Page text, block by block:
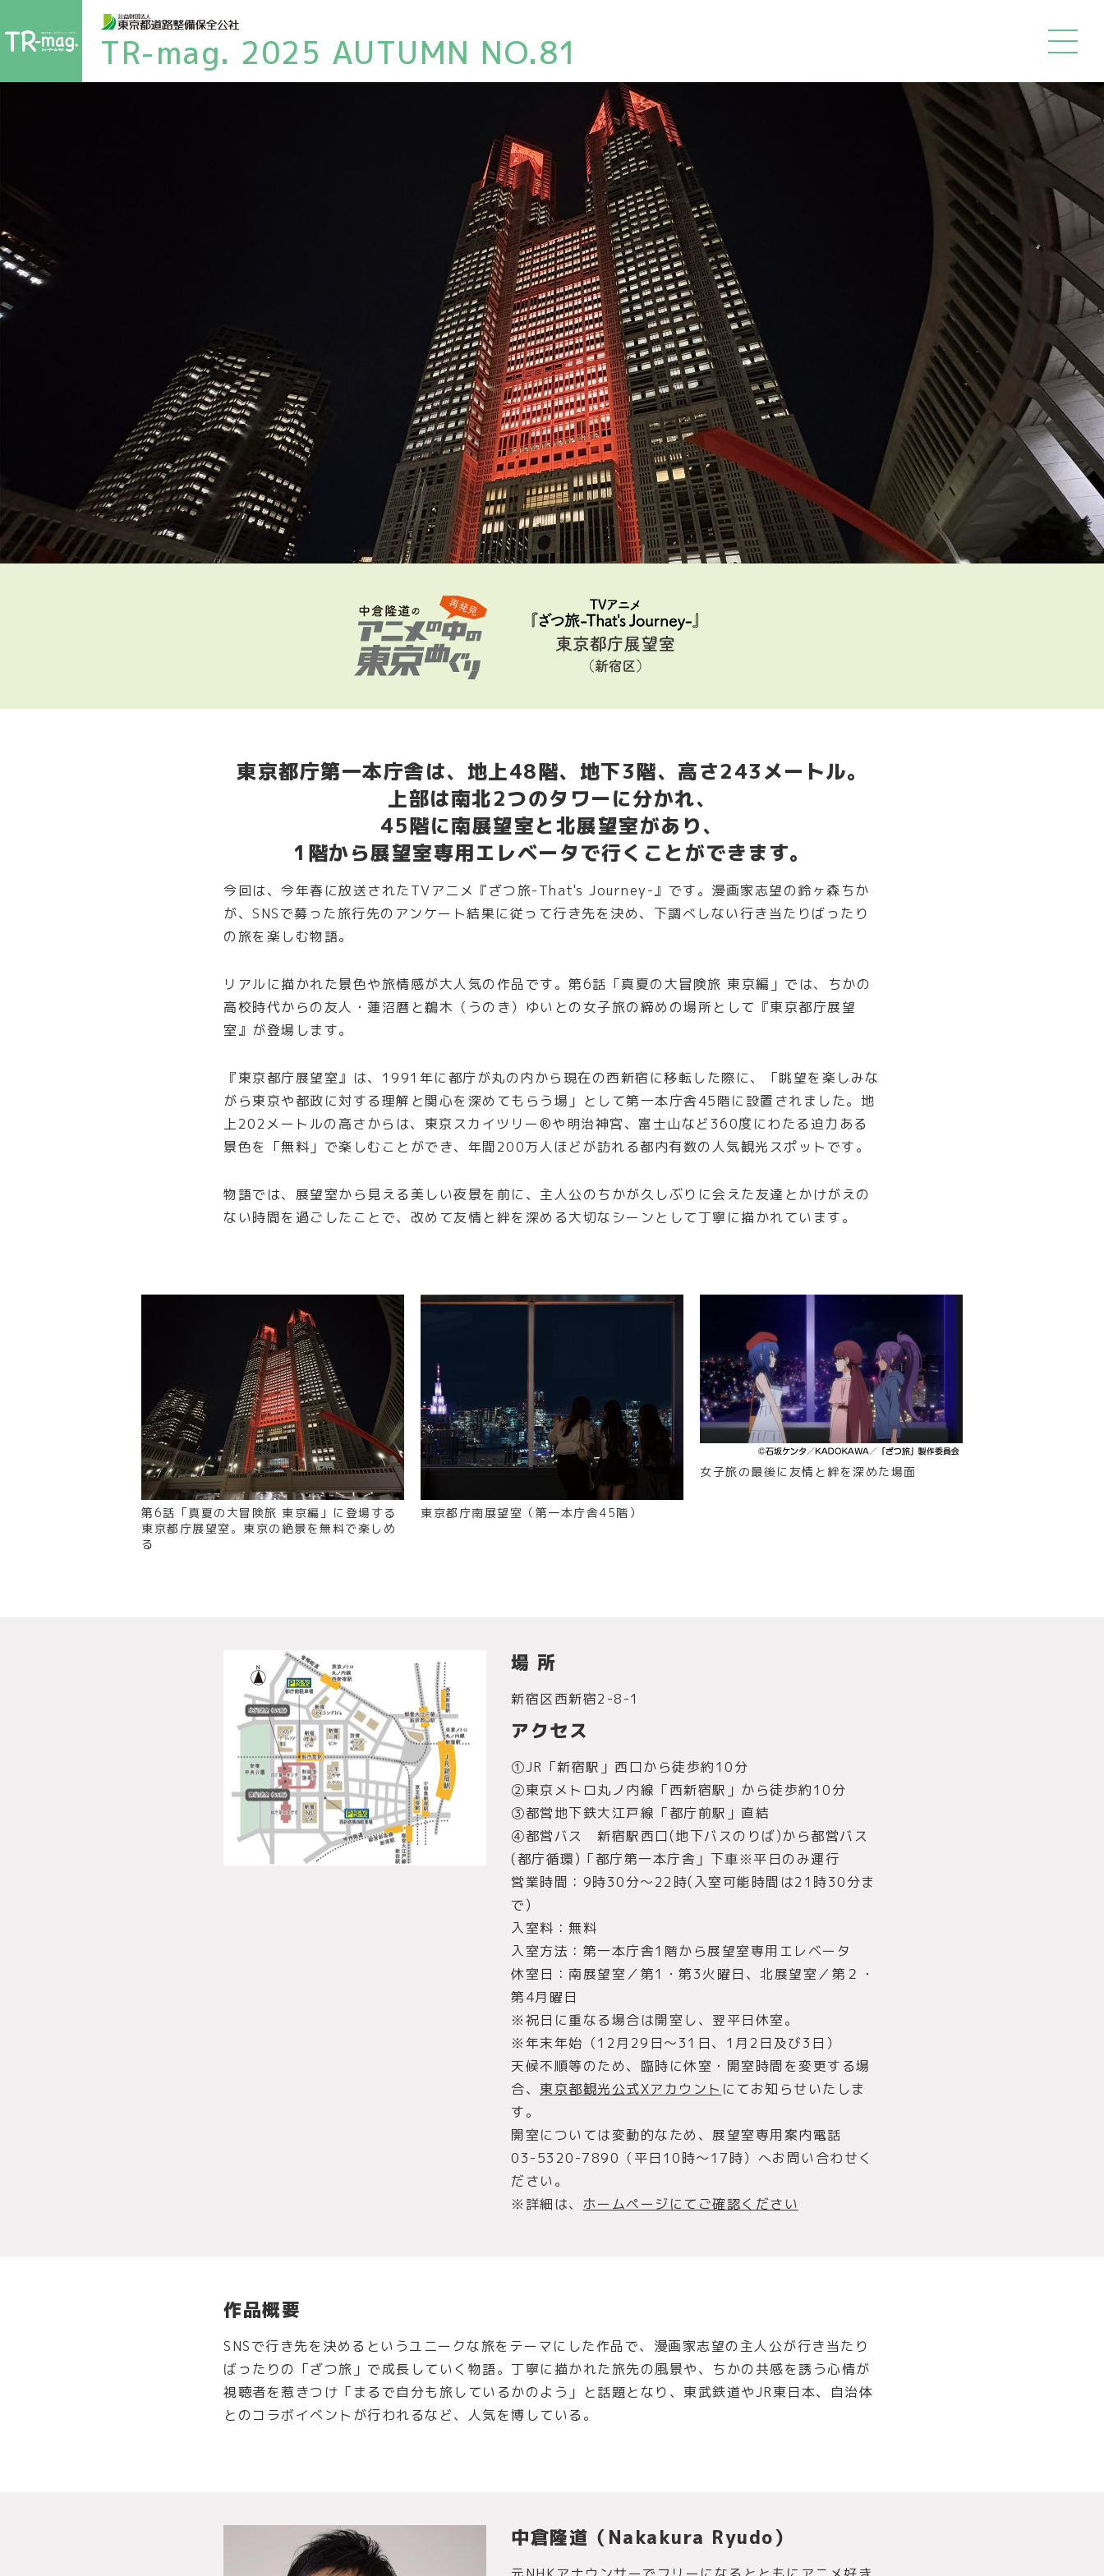
TR-mag. 2025 AUTUMN NO.81
東京都庁第一本庁舎は、地上48階、地下3階、高さ243メートル。
上部は南北2つのタワーに分かれ、
45階に南展望室と北展望室があり、
1階から展望室専用エレベータで行くことができます。
今回は、今年春に放送されたTVアニメ『ざつ旅-That's Journey-』です。漫画家志望の鈴ヶ森ちか
が、SNSで募った旅行先のアンケート結果に従って行き先を決め、下調べしない行き当たりばったり
の旅を楽しむ物語。
リアルに描かれた景色や旅情感が大人気の作品です。第6話「真夏の大冒険旅 東京編」では、ちかの
高校時代からの友人・蓮沼暦と鵜木（うのき）ゆいとの女子旅の締めの場所として『東京都庁展望
室』が登場します。
『東京都庁展望室』は、1991年に都庁が丸の内から現在の西新宿に移転した際に、「眺望を楽しみな
がら東京や都政に対する理解と関心を深めてもらう場」として第一本庁舎45階に設置されました。地
上202メートルの高さからは、東京スカイツリー®や明治神宮、富士山など360度にわたる迫力ある
景色を「無料」で楽しむことができ、年間200万人ほどが訪れる都内有数の人気観光スポットです。
物語では、展望室から見える美しい夜景を前に、主人公のちかが久しぶりに会えた友達とかけがえの
ない時間を過ごしたことで、改めて友情と絆を深める大切なシーンとして丁寧に描かれています。
第6話「真夏の大冒険旅 東京編」に登場する
東京都庁展望室。東京の絶景を無料で楽しめ
る
東京都庁南展望室（第一本庁舎45階）
女子旅の最後に友情と絆を深めた場面
場 所
新宿区西新宿2-8-1
アクセス
①JR「新宿駅」西口から徒歩約10分
②東京メトロ丸ノ内線「西新宿駅」から徒歩約10分
③都営地下鉄大江戸線「都庁前駅」直結
④都営バス 新宿駅西口(地下バスのりば)から都営バス
(都庁循環)「都庁第一本庁舎」下車※平日のみ運行
営業時間：9時30分～22時(入室可能時間は21時30分ま
で)
入室料：無料
入室方法：第一本庁舎1階から展望室専用エレベータ
休室日：南展望室／第1・第3火曜日、北展望室／第２・
第4月曜日
※祝日に重なる場合は開室し、翌平日休室。
※年末年始（12月29日～31日、1月2日及び3日）
天候不順等のため、臨時に休室・開室時間を変更する場
合、 東京都観光公式Xアカウント にてお知らせいたしま
す。
開室については変動的なため、展望室専用案内電話
03-5320-7890（平日10時～17時）へお問い合わせく
ださい。
※詳細は、 ホームページにてご確認ください
作品概要
SNSで行き先を決めるというユニークな旅をテーマにした作品で、漫画家志望の主人公が行き当たり
ばったりの「ざつ旅」で成長していく物語。丁寧に描かれた旅先の風景や、ちかの共感を誘う心情が
視聴者を惹きつけ「まるで自分も旅しているかのよう」と話題となり、東武鉄道やJR東日本、自治体
とのコラボイベントが行われるなど、人気を博している。
中倉隆道（Nakakura Ryudo）